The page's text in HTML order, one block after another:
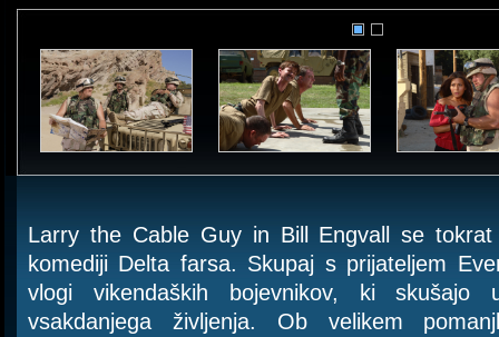
Larry the Cable Guy in Bill Engvall se
komediji Delta farsa. Skupaj s prijateljem
vlogi vikendaških bojevnikov, ki skušajo
vsakdanjega življenja. Ob velikem